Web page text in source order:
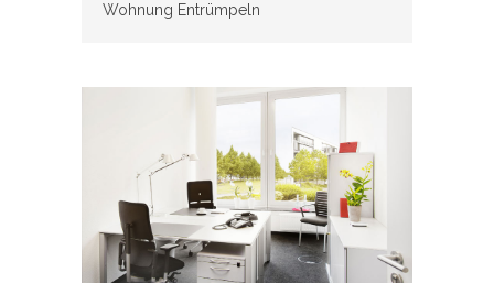
Wohnung Entrümpeln